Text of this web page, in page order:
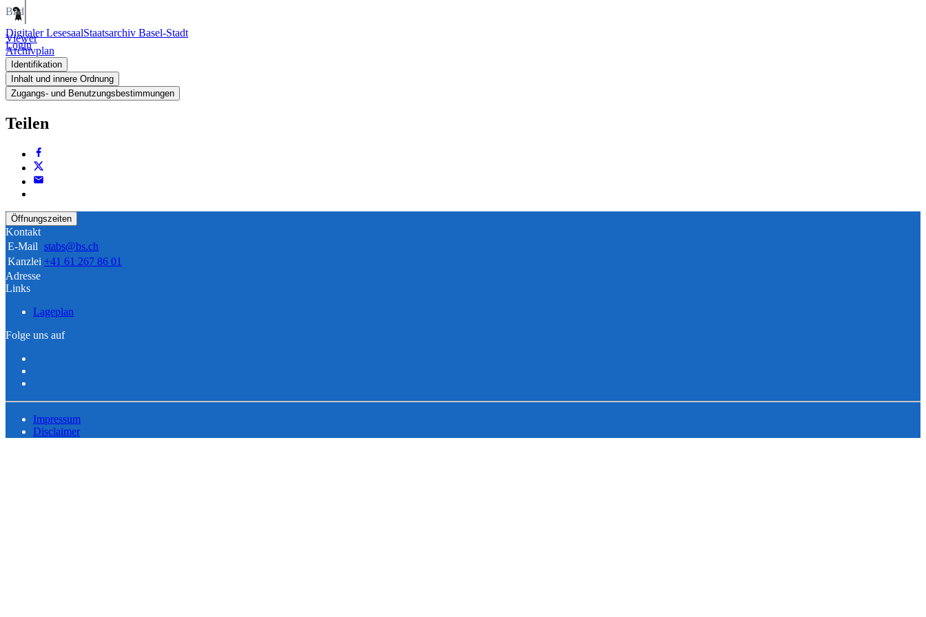
Digitaler LesesaalStaatsarchiv Basel-Stadt
Login
Bild
Viewer
Archivplan
Identifikation
Inhalt und innere Ordnung
Zugangs- und Benutzungsbestimmungen
Teilen
Öffnungszeiten
Kontakt
E-Mail stabs@bs.ch
Kanzlei +41 61 267 86 01
Adresse
Links
Lageplan
Folge uns auf
Impressum
Disclaimer